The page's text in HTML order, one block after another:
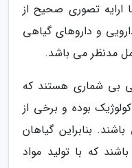
ارایه تصوری صحیح از
و داروهای گیاهی
مدنظر می باشد.
بی شماری هستند که
بوده و برخی از
بنابراین گیاهان
که با تولید مواد